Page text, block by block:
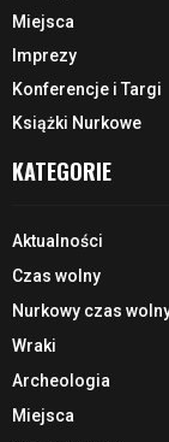
Miejsca
Imprezy
Konferencje i Targi
Książki Nurkowe
KATEGORIE
Aktualności
Czas wolny
Nurkowy czas
Wraki
Archeologia
Miejsca